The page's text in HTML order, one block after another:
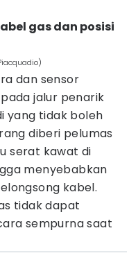
gas dan posisi
dan sensor
jalur penarik
yang tidak boleh
diberi pelumas
serat kawat di
menyebabkan
kabel.
tidak dapat
sempurna saat